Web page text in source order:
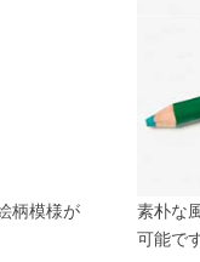
柄模様が
素朴な
可能です